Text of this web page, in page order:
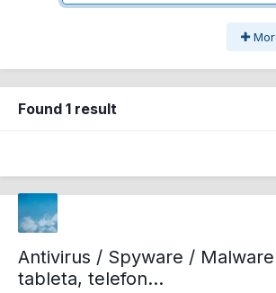
Found 1 result
Antivirus / Spyware /
tableta, telefon...